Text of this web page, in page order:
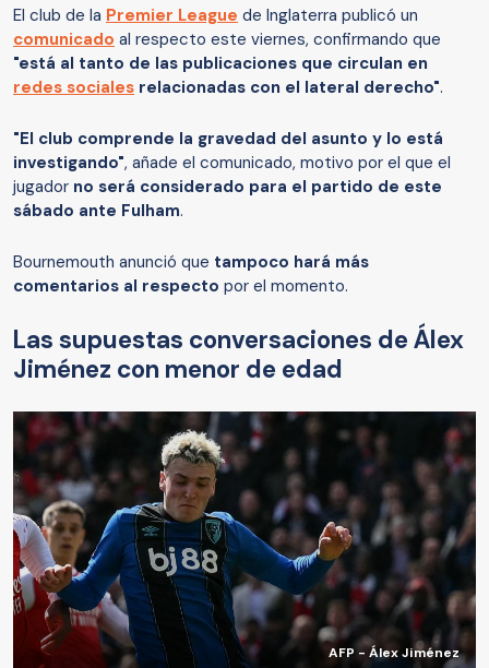
El club de la Premier League de Inglaterra publicó un
comunicado al respecto este viernes, confirmando que
"está al tanto de las publicaciones que circulan en
redes sociales relacionadas con el lateral derecho".
"El club comprende la gravedad del asunto y lo está
investigando", añade el comunicado, motivo por el que el
jugador no será considerado para el partido de este
sábado ante Fulham.
Bournemouth anunció que tampoco hará más
comentarios al respecto por el momento.
Las supuestas conversaciones de Álex
Jiménez con menor de edad
AFP - Álex Jiménez